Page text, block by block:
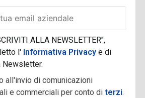
ALLA NEWSLETTER",
l' Informativa Privacye di
Newsletter.
all'invio di comunicazioni
e commerciali per conto diterzi.